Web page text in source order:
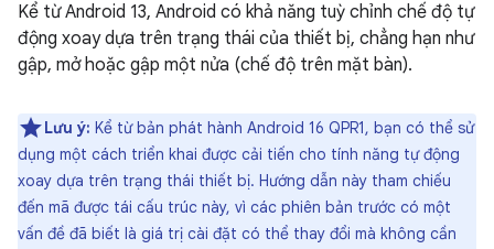
Kể từ Android 13, Android có khả năng tuỳ chỉnh chế độ tự
động xoay dựa trên trạng thái của thiết bị, chẳng hạn như
gập, mở hoặc gập một nửa (chế độ trên mặt bàn).
Lưu ý: Kể từ bản phát hành Android 16 QPR1, bạn có thể sử
dụng một cách triển khai được cải tiến cho tính năng tự động
xoay dựa trên trạng thái thiết bị. Hướng dẫn này tham chiếu
đến mã được tái cấu trúc này, vì các phiên bản trước có một
vấn đề đã biết là giá trị cài đặt có thể thay đổi mà không cần